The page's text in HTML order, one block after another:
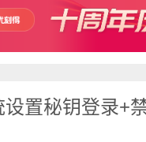
设置秘钥登录+